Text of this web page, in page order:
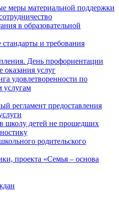
меры материальной поддержки
в образовательной
и требования
День профориентации
оказания услуг
удовлетворенности по
услугам
регламент предоставления
школу детей не прошедших
родительского
проекта «Семья – основа